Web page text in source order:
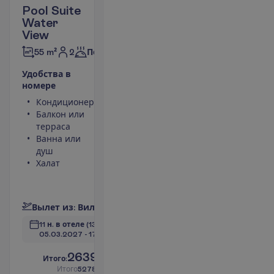
Pool Suite
Water
View
55 m² 2 Полупансион
Удобства в
номере
Кондиционер
Балкон или
терраса
Ванна или
душ
Халат
Вылет из: Вил
11 н. в отеле (13 н. всего)
05.03.2027 - 17.03.2027
Итого:2639.00
Итого5278.00